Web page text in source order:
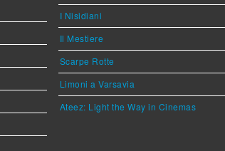
I Nisidiani
Il Mestiere
Scarpe Rotte
Limoni a Varsavia
Ateez: Light the Way in Cinemas